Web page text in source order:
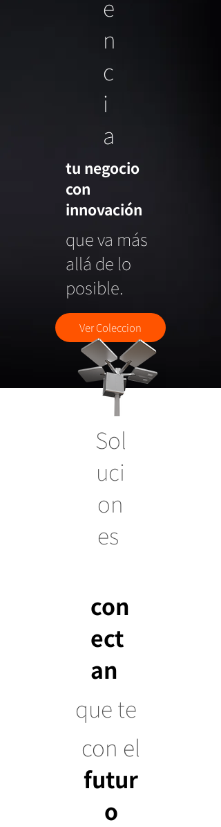
e
n
c
i
a
​tu negocio
con
innovación
que va más
allá de lo
posible.
Ver Coleccion
Sol
uci
on
es
con
ect
an
que te
con el
futur
o